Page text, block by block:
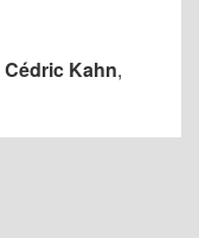
Cédric Kahn,